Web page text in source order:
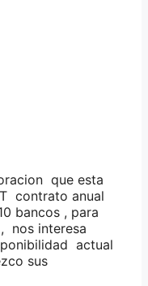
que esta
contrato anual
bancos , para
nos interesa
actual
sus